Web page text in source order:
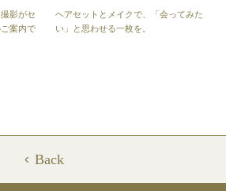
影がセ
案内で
ヘアセットとメイクで、「会ってみた
い」と思わせる一枚を。
Back